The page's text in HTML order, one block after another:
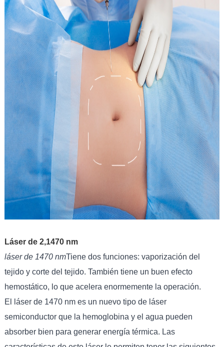
Láser de 2,1470 nm
láser de 1470 nmTiene dos funciones: vaporización del
tejido y corte del tejido. También tiene un buen efecto
hemostático, lo que acelera enormemente la operación. ‌
El láser de 1470 nm es un nuevo tipo de láser
semiconductor que la hemoglobina y el agua pueden
absorber bien para generar energía térmica. Las